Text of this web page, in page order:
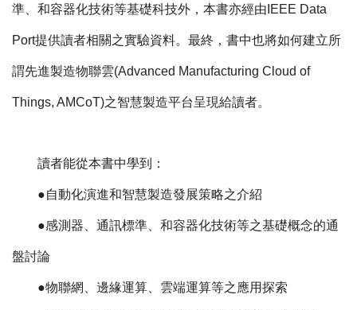
準、和容器化技術等基礎科技外，本書亦經由IEEE Data
Port提供讀者相關之實驗資料。最終，書中也將如何建立所
謂先進製造物聯雲(Advanced Manufacturing Cloud of
Things, AMCoT)之智慧製造平台呈現給讀者。
讀者能從本書中學到：
●自動化演進和智慧製造發展策略之介紹
●感測器、通訊標準、和容器化技術等之基礎概念的通
盤討論
●物聯網、邊緣運算、雲端運算等之應用探索